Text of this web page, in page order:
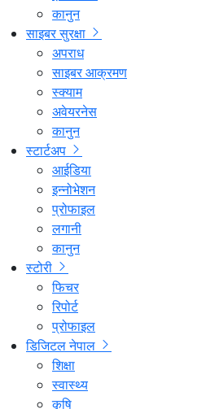
कानुन
साइबर सुरक्षा
अपराध
साइबर आक्रमण
स्क्याम
अवेयरनेस
कानुन
स्टार्टअप
आईडिया
इन्नोभेशन
प्रोफाइल
लगानी
कानुन
स्टोरी
फिचर
रिपोर्ट
प्रोफाइल
डिजिटल नेपाल
शिक्षा
स्वास्थ्य
कृषि